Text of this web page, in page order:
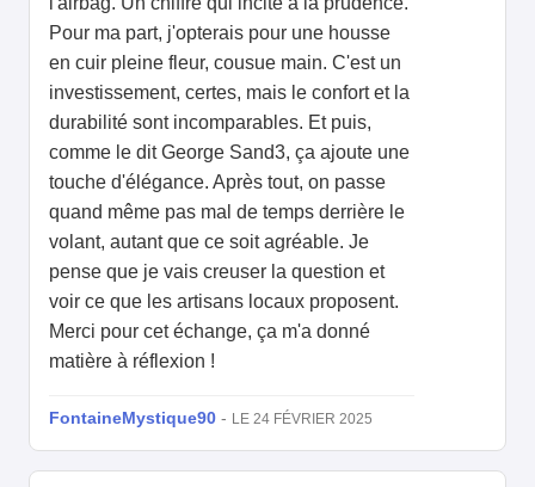
Pour ma part, j'opterais pour une housse
en cuir pleine fleur, cousue main. C'est un
investissement, certes, mais le confort et la
durabilité sont incomparables. Et puis,
comme le dit George Sand3, ça ajoute une
touche d'élégance. Après tout, on passe
quand même pas mal de temps derrière le
volant, autant que ce soit agréable. Je
pense que je vais creuser la question et
voir ce que les artisans locaux proposent.
Merci pour cet échange, ça m'a donné
matière à réflexion !
FontaineMystique90 - LE 24 FÉVRIER 2025